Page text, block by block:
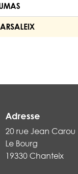
Adresse
20 rue Jean Carou
Le Bourg
19330 Chanteix